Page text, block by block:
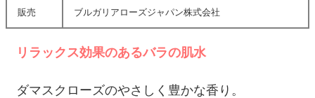
販売 ブルガリアローズジャパン株式会社
リラックス効果のあるバラの肌水
ダマスクローズのやさしく豊かな香り。